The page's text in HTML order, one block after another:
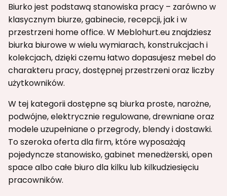
Biurko jest podstawą stanowiska pracy – zarówno w
klasycznym biurze, gabinecie, recepcji, jak i w
przestrzeni home office. W Meblohurt.eu znajdziesz
biurka biurowe w wielu wymiarach, konstrukcjach i
kolekcjach, dzięki czemu łatwo dopasujesz mebel do
charakteru pracy, dostępnej przestrzeni oraz liczby
użytkowników.
W tej kategorii dostępne są biurka proste, narożne,
podwójne, elektrycznie regulowane, drewniane oraz
modele uzupełniane o przegrody, blendy i dostawki.
To szeroka oferta dla firm, które wyposażają
pojedyncze stanowisko, gabinet menedżerski, open
space albo całe biuro dla kilku lub kilkudziesięciu
pracowników.